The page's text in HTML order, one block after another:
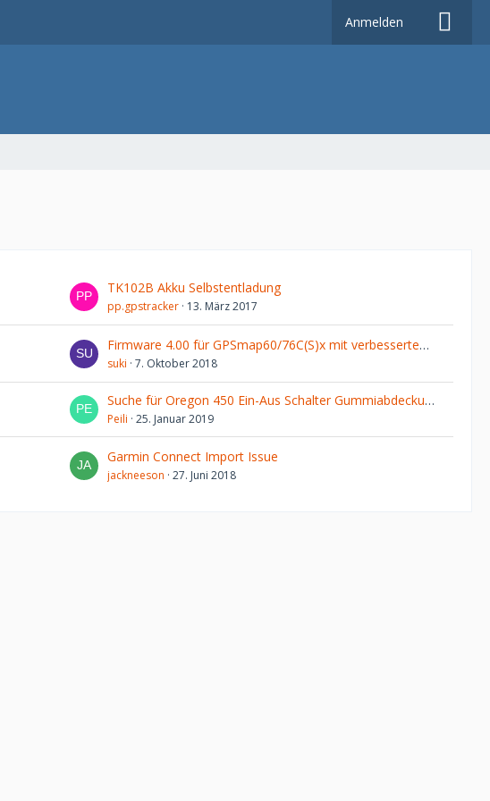
Anmelden
TK102B Akku Selbstentladung
pp.gpstracker 13. März 2017
Firmware 4.00 für GPSmap60/76C(S)x mit verbessertem Deutsch
suki 7. Oktober 2018
Suche für Oregon 450 Ein-Aus Schalter Gummiabdeckung
Peili 25. Januar 2019
Garmin Connect Import Issue
jackneeson 27. Juni 2018